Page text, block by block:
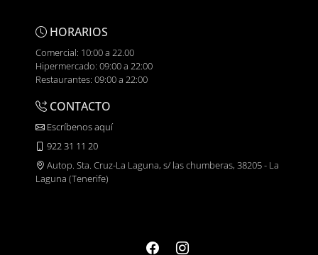
HORARIOS
Comercial: 10:00 a 22.00
Hipermercado: 09:00 a 22:00
Restaurantes: 09:00 a 22:00
CONTACTO
Escríbenos aquí
922 31 11 20
Autop. Sta. Cruz-La Laguna, s/ las chumberas, 38205 - La
Laguna (Tenerife)